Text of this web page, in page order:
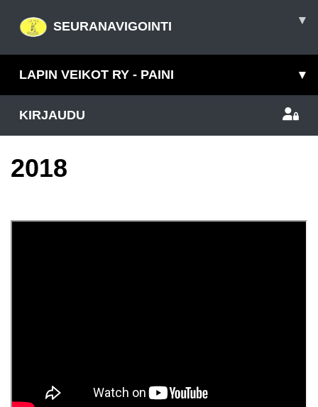
SEURANAVIGOINTI ▾
LAPIN VEIKOT RY - PAINI ▾
KIRJAUDU
2018